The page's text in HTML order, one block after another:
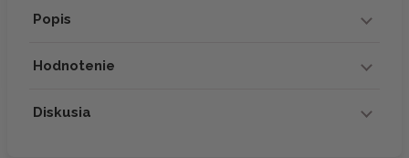
Popis
Hodnotenie
Diskusia